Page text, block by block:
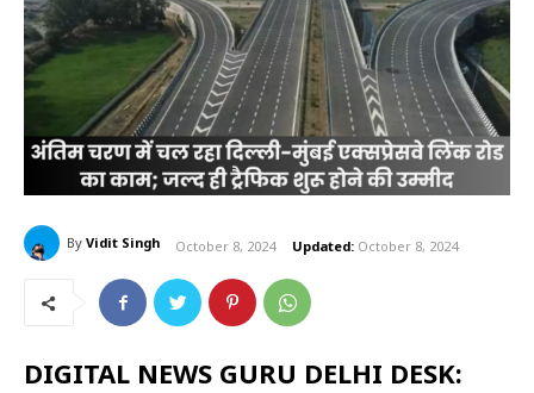
By Vidit Singh October 8, 2024 Updated: October 8, 2024
DIGITAL NEWS GURU DELHI DESK: